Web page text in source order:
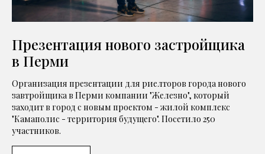
Презентация нового застройщика
в Перми
Организация презентации для риелторов города нового
завтройщика в Перми компании "Железно", который
заходит в город с новым проектом - жилой комплекс
"Камаполис - территория будущего". Посетило 250
участников.